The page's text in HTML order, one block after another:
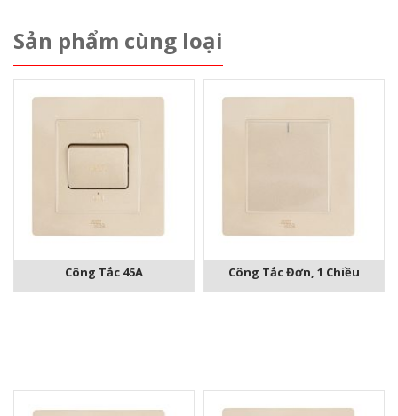
Sản phẩm cùng loại
Công Tắc 45A Công Tắc Đơn, 1 Chiều